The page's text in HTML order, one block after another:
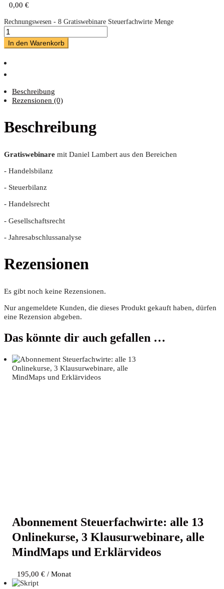
0,00 €
Rechnungswesen - 8 Gratiswebinare Steuerfachwirte Menge
In den Warenkorb
Beschreibung
Rezensionen (0)
Beschreibung
Gra­tis­web­i­na­re mit Dani­el Lam­bert aus den Bereichen
- Han­dels­bi­lanz
- Steu­er­bi­lanz
- Han­dels­recht
- Gesell­schafts­recht
- Jah­res­ab­schluss­ana­ly­se
Rezensionen
Es gibt noch keine Rezensionen.
Nur angemeldete Kunden, die dieses Produkt gekauft haben, dürfen
eine Rezension abgeben.
Das könnte dir auch gefallen …
Abon­ne­ment Steu­er­fach­wir­te: alle 13
Online­kur­se, 3 Klau­sur­web­i­na­re, alle
Mind­Maps und Erklärvideos
195,00 € / Monat